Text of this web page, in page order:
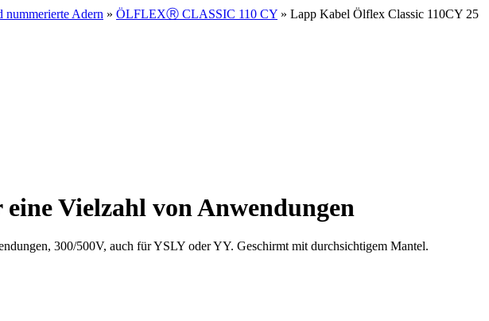
nummerierte Adern » ÖLFLEXⓇ CLASSIC 110 CY » Lapp Kabel Ölflex Classic 110CY 25
Vielzahl von Anwendungen
300/500V, auch für YSLY oder YY. Geschirmt mit durchsichtigem Mantel.